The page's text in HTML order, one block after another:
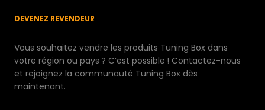
DEVENEZ REVENDEUR
Vous souhaitez vendre les produits Tuning Box dans
votre région ou pays ? C’est possible ! Contactez-nous
et rejoignez la communauté Tuning Box dès
maintenant.